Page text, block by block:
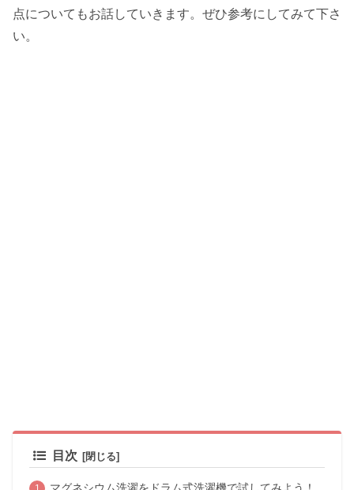
点についてもお話していきます。ぜひ参考にしてみて下さ
い。
目次
マグネシウム洗濯をドラム式洗濯機で試してみよう！